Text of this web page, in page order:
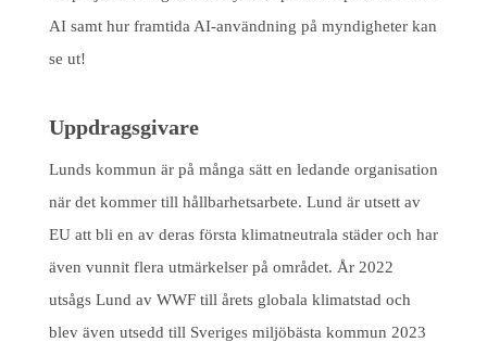
AI samt hur framtida AI-användning på myndigheter kan
se ut!
Uppdragsgivare
Lunds kommun är på många sätt en ledande organisation
när det kommer till hållbarhetsarbete. Lund är utsett av
EU att bli en av deras första klimatneutrala städer och har
även vunnit flera utmärkelser på området. År 2022
utsågs Lund av WWF till årets globala klimatstad och
blev även utsedd till Sveriges miljöbästa kommun 2023